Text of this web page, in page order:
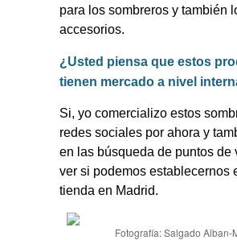
para los sombreros y también
accesorios.
¿Usted piensa que estos
tienen mercado a nivel
Si, yo comercializo estos
redes sociales por ahora y
en las búsqueda de puntos de
ver si podemos establecernos
tienda en Madrid.
Fotografía: Salgado Alban-